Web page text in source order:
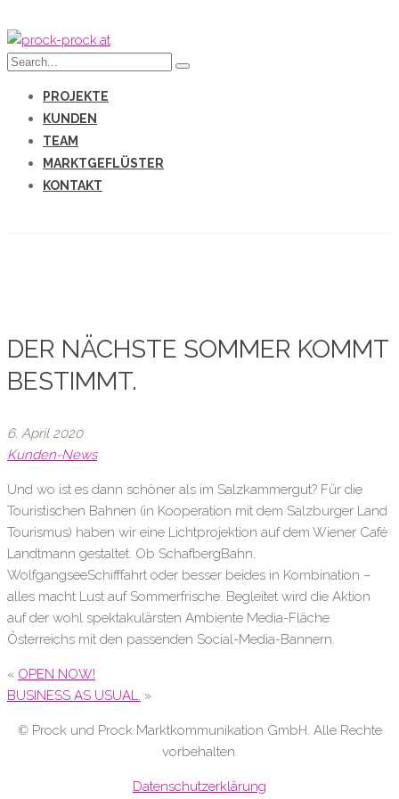
PROJEKTE
KUNDEN
TEAM
MARKTGEFLÜSTER
KONTAKT
DER NÄCHSTE SOMMER KOMMT
BESTIMMT.
6. April 2020
Kunden-News
Und wo ist es dann schöner als im Salzkammergut? Für die
Touristischen Bahnen (in Kooperation mit dem Salzburger Land
Tourismus) haben wir eine Lichtprojektion auf dem Wiener Café
Landtmann gestaltet. Ob SchafbergBahn,
WolfgangseeSchifffahrt oder besser beides in Kombination –
alles macht Lust auf Sommerfrische. Begleitet wird die Aktion
auf der wohl spektakulärsten Ambiente Media-Fläche
Österreichs mit den passenden Social-Media-Bannern.
« OPEN NOW!
BUSINESS AS USUAL. »
©Prock und Prock Marktkommunikation GmbH. Alle Rechte
vorbehalten.
Datenschutzerklärung